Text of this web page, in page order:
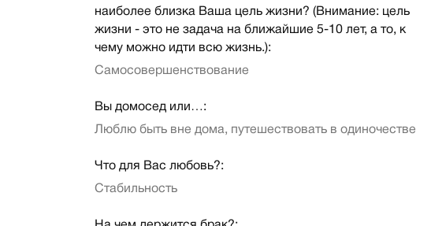
наиболее близка Ваша цель жизни? (Внимание: цель
жизни - это не задача на ближайшие 5-10 лет, а то, к
чему можно идти всю жизнь.):
Самосовершенствование
Вы домосед или…:
Люблю быть вне дома, путешествовать в одиночестве
Что для Вас любовь?:
Стабильность